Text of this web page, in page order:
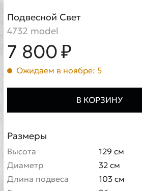
Подвесной Свет
4732 model
7 800 ₽
Ожидаем в ноябре: 5
В КОРЗИНУ
Размеры
Высота
129 см
Диаметр
32 см
Длина подвеса
103 см